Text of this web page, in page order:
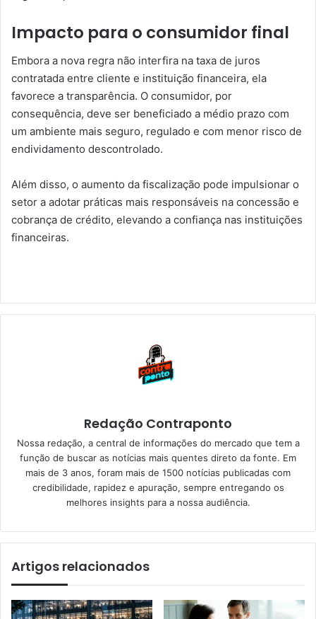
Impacto para o consumidor final
Embora a nova regra não interfira na taxa de juros
contratada entre cliente e instituição financeira, ela
favorece a transparência. O consumidor, por
consequência, deve ser beneficiado a médio prazo com
um ambiente mais seguro, regulado e com menor risco de
endividamento descontrolado.
Além disso, o aumento da fiscalização pode impulsionar o
setor a adotar práticas mais responsáveis na concessão e
cobrança de crédito, elevando a confiança nas instituições
financeiras.
Redação Contraponto
Nossa redação, a central de informações do mercado que tem a
função de buscar as notícias mais quentes direto da fonte. Em
mais de 3 anos, foram mais de 1500 notícias publicadas com
credibilidade, rapidez e apuração, sempre entregando os
melhores insights para a nossa audiência.
Artigos relacionados